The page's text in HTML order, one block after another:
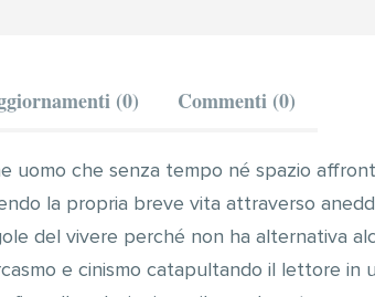
(0) Commenti (0)
uomo che senza tempo né spazio
la propria breve vita attraverso
del vivere perché non ha alternativa
e cinismo catapultando il lettore in